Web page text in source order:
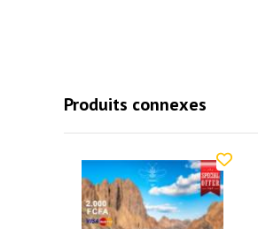
Produits connexes